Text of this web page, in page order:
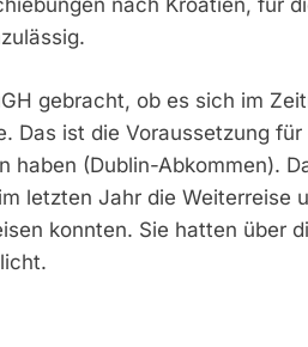
nach Kroatien, für
gebracht, ob es sich im
Das ist die Voraussetzung
haben (Dublin-Abkommen).
letzten Jahr die Weiterreise
konnten. Sie hatten über